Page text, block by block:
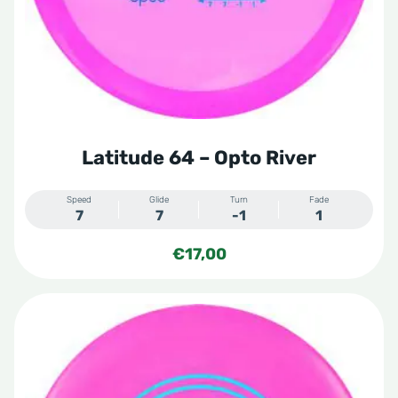
Latitude 64 – Opto River
Speed
7
Glide
7
Turn
-1
Fade
1
€17,00
gekozen
worden
heeft